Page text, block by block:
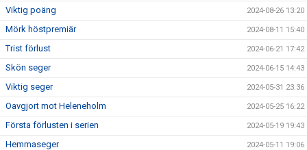
Viktig poäng 2024-08-26 13:20
Mörk höstpremiär 2024-08-11 15:40
Trist förlust 2024-06-21 17:42
Skön seger 2024-06-15 14:43
Viktig seger 2024-05-31 23:36
Oavgjort mot Heleneholm 2024-05-25 16:22
Första förlusten i serien 2024-05-19 19:43
Hemmaseger 2024-05-11 19:06